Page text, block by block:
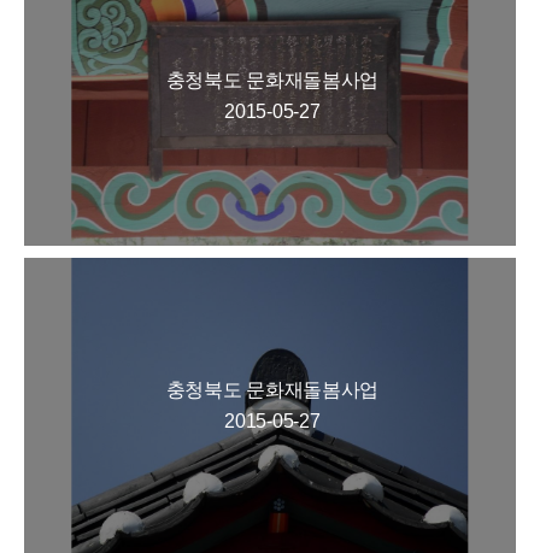
충청북도 문화재돌봄사업
2015-05-27
충청북도 문화재돌봄사업
2015-05-27